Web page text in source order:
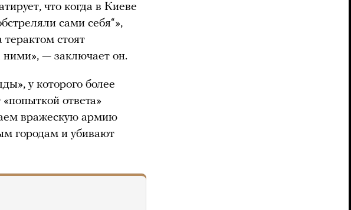
что когда в Киеве
сами себя“»,
терактом стоят
ними», — заключает он.
у которого более
ответа»
вражескую армию
городам и убивают